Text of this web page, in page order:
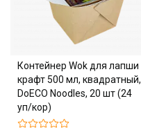
Контейнер Wok для лапши
крафт 500 мл, квадратный,
DoECO Noodles, 20 шт (24
уп/кор)